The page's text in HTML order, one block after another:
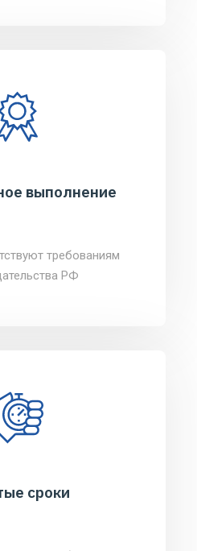
выполнение
требованиям
РФ
сроки